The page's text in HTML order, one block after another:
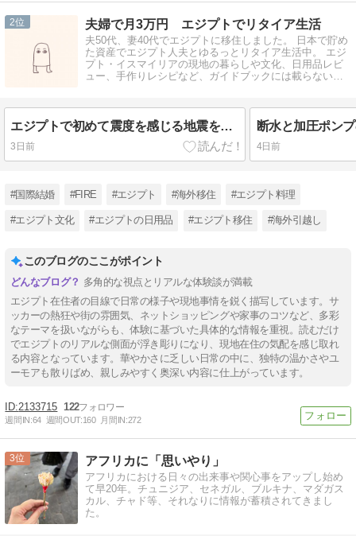
2 夫婦で月3万円 エジプトでリタイア生活
夫50代、妻40代でエジプトに移住しました。 日本で貯め
た資産でエジプト人夫とゆるっとリタイア生活中。 エジ
プト・イスマイリアの現地の暮らしや文化、日用品レビ
ュー、手作りレシピなど、ガイドブックには載らないリ
エジプトで初めて震度を感じる地震を経験。11階で感じた恐怖と、日本との違い
3日前 4日前
#国際結婚 #FIRE #エジプト #海外移住 #エジプト料理
#エジプト文化 #エジプトの日用品 #エジプト移住 #海外引越し
このブログのここがポイント
多角的な視点とリアルな体験談が満載
エジプト在住者の目線で日常の様子や現地事情を鋭く描写しています。サ
ッカーの熱狂や街の雰囲気、ネットショッピングや家事のコツなど、多彩
なテーマを扱いながらも、体験に基づいた具体的な情報を重視。読むだけ
でエジプトのリアルな側面が浮き彫りになり、現地在住の気配を感じ取れ
る内容となっています。華やかさに乏しい日常の中に、独特の温かさやユ
ーモアも散りばめ、親しみやすく奥深い内容に仕上がっています。
2133715 122
週間IN:64 週間OUT:160 月間IN:272
3 アフリカに「思いやり」
アフリカにおける日々の出来事や関心事をアップし始め
て早20年。チュニジア、セネガル、ブルキナ、マダガス
カル、チャド等、それなりに情報が蓄積されてきまし
た。